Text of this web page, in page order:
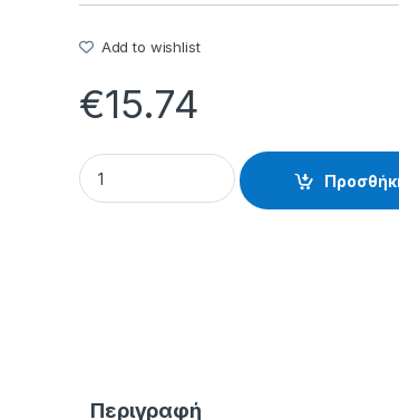
Add to wishlist
€15.74
ΑΠΟΧΕΣ ΜΕΓΑΛΕΣ ΙΤΑΛΙΑΣ -
Περιγραφή